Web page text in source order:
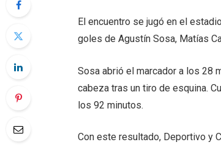
El encuentro se jugó en el
goles de Agustín Sosa, Matías
Sosa abrió el marcador a los 28
cabeza tras un tiro de esquina.
los 92 minutos.
Con este resultado, Deportivo y